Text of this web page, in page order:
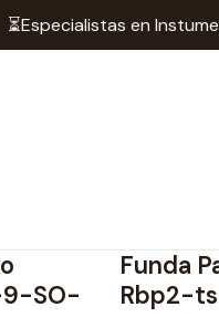
⏳Especialistas en
de Viento
SO-
No
Funda
Rbp2-